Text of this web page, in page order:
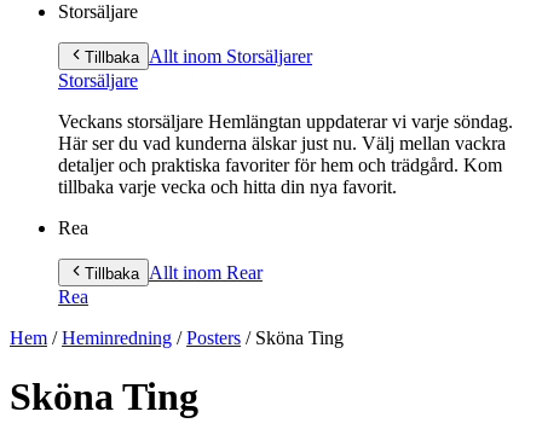
Storsäljare
Tillbaka Allt inom Storsäljarer
Storsäljare
Veckans storsäljare Hemlängtan uppdaterar vi varje söndag.
Här ser du vad kunderna älskar just nu. Välj mellan vackra
detaljer och praktiska favoriter för hem och trädgård. Kom
tillbaka varje vecka och hitta din nya favorit.
Rea
Tillbaka Allt inom Rear
Rea
Hem /Heminredning /Posters / Sköna Ting
Sköna Ting